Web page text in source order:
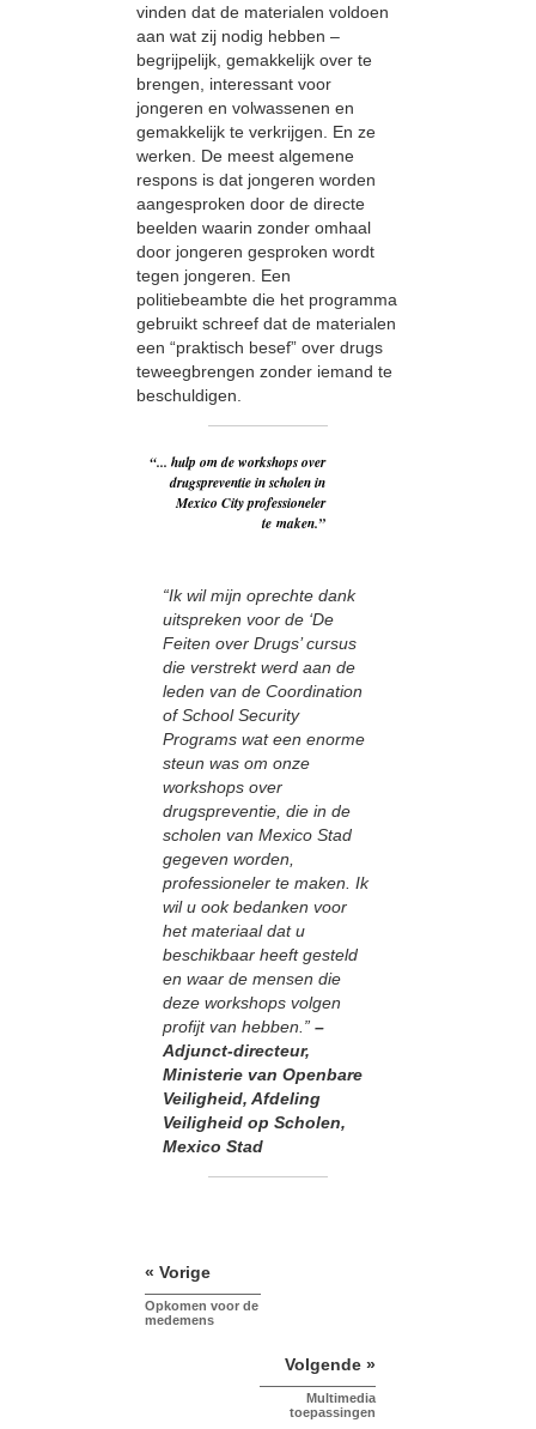
vinden dat de materialen voldoen
aan wat zij nodig hebben –
begrijpelijk, gemakkelijk over te
brengen, interessant voor
jongeren en volwassenen en
gemakkelijk te verkrijgen. En ze
werken. De meest algemene
respons is dat jongeren worden
aangesproken door de directe
beelden waarin zonder omhaal
door jongeren gesproken wordt
tegen jongeren. Een
politiebeambte die het programma
gebruikt schreef dat de materialen
een “praktisch besef” over drugs
teweegbrengen zonder iemand te
beschuldigen.
“... hulp om de workshops over
drugspreventie in scholen in
Mexico City professioneler
te maken.”
“Ik wil mijn oprechte dank
uitspreken voor de ‘De
Feiten over Drugs’ cursus
die verstrekt werd aan de
leden van de Coordination
of School Security
Programs wat een enorme
steun was om onze
workshops over
drugspreventie, die in de
scholen van Mexico Stad
gegeven worden,
professioneler te maken. Ik
wil u ook bedanken voor
het materiaal dat u
beschikbaar heeft gesteld
en waar de mensen die
deze workshops volgen
profijt van hebben.” –
Adjunct-directeur,
Ministerie van Openbare
Veiligheid, Afdeling
Veiligheid op Scholen,
Mexico Stad
« Vorige
Opkomen voor de
medemens
Volgende »
Multimedia
toepassingen